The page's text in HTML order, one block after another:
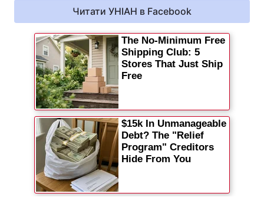
Думки
Архів Вакансії
Контакти
ПОСЛУГИ
Реклама на сайті Фотобанк
Моніторинг
Читати УНІАН в Facebook